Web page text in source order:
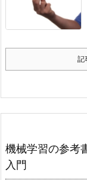
記
機械学習の参考
入門